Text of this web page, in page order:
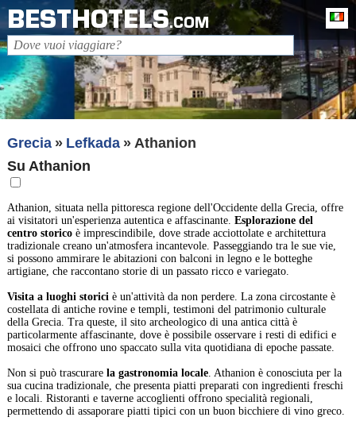
BESTHOTELS.COM
Grecia Lefkada
Athanion
Su Athanion
Athanion, situata nella pittoresca regione dell'Occidente della Grecia, offre
ai visitatori un'esperienza autentica e affascinante. Esplorazione del
centro storicoè imprescindibile, dove strade acciottolate e architettura
tradizionale creano un'atmosfera incantevole. Passeggiando tra le sue vie,
si possono ammirare le abitazioni con balconi in legno e le botteghe
artigiane, che raccontano storie di un passato ricco e variegato.
Visita a luoghi storiciè un'attività da non perdere. La zona circostante è
costellata di antiche rovine e templi, testimoni del patrimonio culturale
della Grecia. Tra queste, il sito archeologico di una antica città è
particolarmente affascinante, dove è possibile osservare i resti di edifici e
mosaici che offrono uno spaccato sulla vita quotidiana di epoche passate.
Non si può trascurare la gastronomia locale. Athanion è conosciuta per la
sua cucina tradizionale, che presenta piatti preparati con ingredienti freschi
e locali. Ristoranti e taverne accoglienti offrono specialità regionali,
permettendo di assaporare piatti tipici con un buon bicchiere di vino greco.